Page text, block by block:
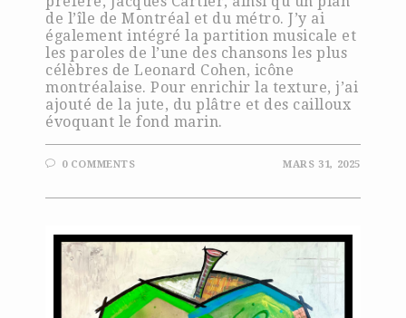
de l’île de Montréal et du métro. J’y ai
également intégré la partition musicale et
les paroles de l’une des chansons les plus
célèbres de Leonard Cohen, icône
montréalaise. Pour enrichir la texture, j’ai
ajouté de la jute, du plâtre et des cailloux
évoquant le fond marin.
0 COMMENTS MARS 31, 2025